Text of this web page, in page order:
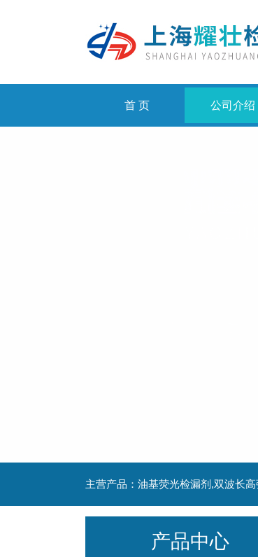
首 页 公司介绍
主营产品：油基荧光检漏剂,双波长
产品中心